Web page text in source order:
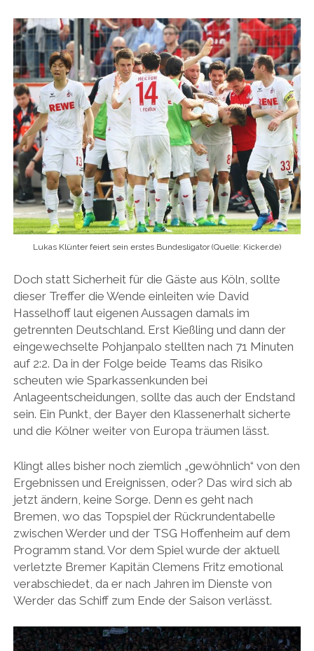
Lukas Klünter feiert sein erstes Bundesligator (Quelle: Kicker.de)
Doch statt Sicherheit für die Gäste aus Köln, sollte
dieser Treffer die Wende einleiten wie David
Hasselhoff laut eigenen Aussagen damals im
getrennten Deutschland. Erst Kießling und dann der
eingewechselte Pohjanpalo stellten nach 71 Minuten
auf 2:2. Da in der Folge beide Teams das Risiko
scheuten wie Sparkassenkunden bei
Anlageentscheidungen, sollte das auch der Endstand
sein. Ein Punkt, der Bayer den Klassenerhalt sicherte
und die Kölner weiter von Europa träumen lässt.
Klingt alles bisher noch ziemlich „gewöhnlich“ von den
Ergebnissen und Ereignissen, oder? Das wird sich ab
jetzt ändern, keine Sorge. Denn es geht nach
Bremen, wo das Topspiel der Rückrundentabelle
zwischen Werder und der TSG Hoffenheim auf dem
Programm stand. Vor dem Spiel wurde der aktuell
verletzte Bremer Kapitän Clemens Fritz emotional
verabschiedet, da er nach Jahren im Dienste von
Werder das Schiff zum Ende der Saison verlässt.